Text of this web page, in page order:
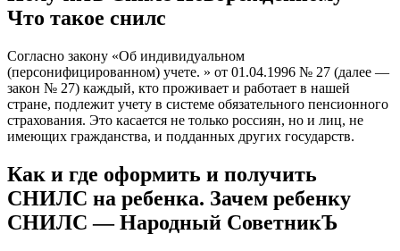
Что такое снилс
Согласно закону «Об индивидуальном
(персонифицированном) учете. » от 01.04.1996 № 27 (далее —
закон № 27) каждый, кто проживает и работает в нашей
стране, подлежит учету в системе обязательного пенсионного
страхования. Это касается не только россиян, но и лиц, не
имеющих гражданства, и подданных других государств.
Как и где оформить и получить
СНИЛС на ребенка. Зачем ребенку
СНИЛС — Народный СоветникЪ